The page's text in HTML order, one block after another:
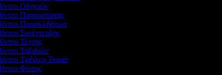
Οδηγιών
Παρουσίασης
Προσκλήσεων
Συνέντευξης
Τέχνης
Ταξιδιών
Τρέιλερ Teaser
Φύσης